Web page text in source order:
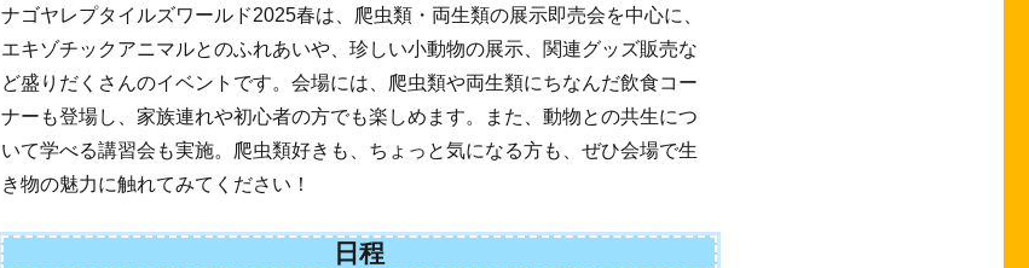
ナゴヤレプタイルズワールド2025春は、爬虫類・両生類の展示即売会を中心に、
エキゾチックアニマルとのふれあいや、珍しい小動物の展示、関連グッズ販売な
ど盛りだくさんのイベントです。会場には、爬虫類や両生類にちなんだ飲食コー
ナーも登場し、家族連れや初心者の方でも楽しめます。また、動物との共生につ
いて学べる講習会も実施。爬虫類好きも、ちょっと気になる方も、ぜひ会場で生
き物の魅力に触れてみてください！
日程